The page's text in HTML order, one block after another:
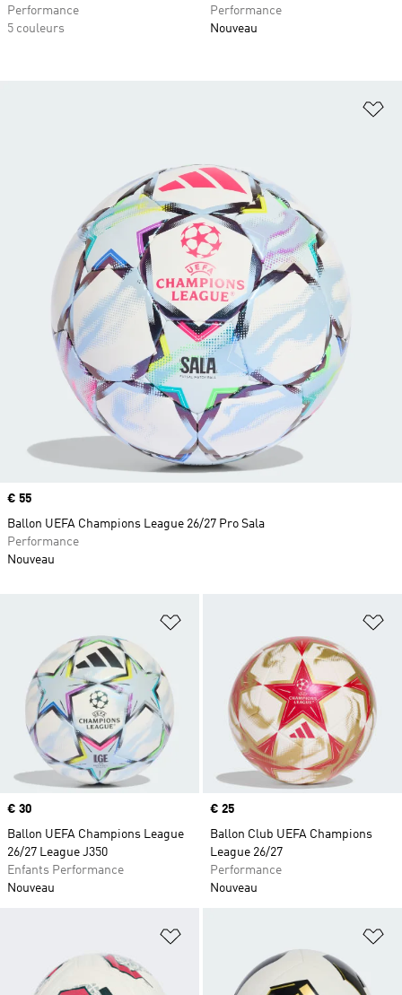
Performance
5 couleurs
Performance
Nouveau
Ajouter à la Liste de produits
Prix
€ 30
Ballon UEFA Champions League
26/27 League J350
Enfants Performance
Nouveau
Prix
€ 25
Ballon Club UEFA Champions
League 26/27
Performance
Nouveau
Ajouter à la Liste de produits
Prix
€ 55
Ballon UEFA Champions League 26/27 Pro Sala
Performance
Nouveau